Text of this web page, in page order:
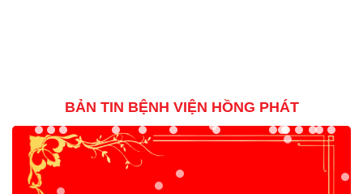
BẢN TIN BỆNH VIỆN HỒNG PHÁT